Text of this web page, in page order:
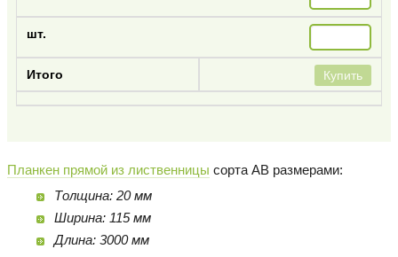
Купить
Планкен прямой из лиственницы сорта AB размерами:
Толщина: 20 мм
Ширина: 115 мм
Длина: 3000 мм